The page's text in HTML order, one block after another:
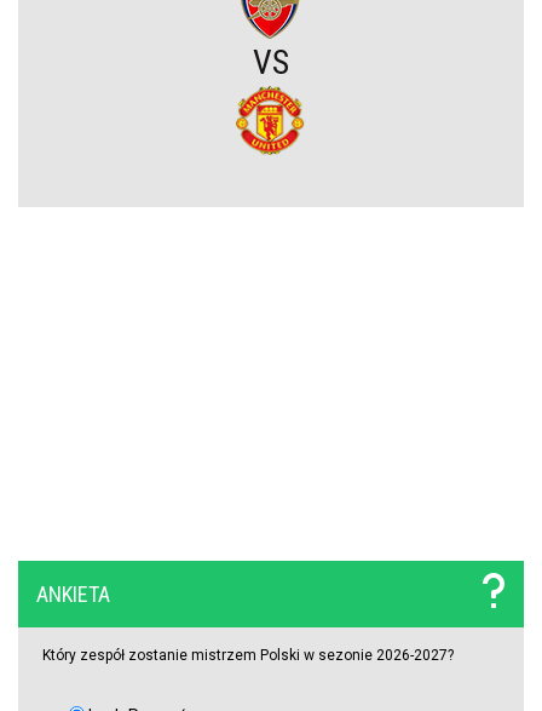
Wielkie zwycięstwo Jagiellonii. Duma Podlasia podniosła się po
fatalnym ciosie na początku (VIDEO)
Wylosowano pary I rundy Pucharu Polski. Legia i Widzew wpadły
na rywali z PKO BP Ekstraklasy!
PSG wyceniło Bradley’a Barcolę! Liverpool zainteresowany
Miał błyszczeć w Legii Warszawa, wylądował w I lidze. Tu
potwierdzi swoje umiejętności?
VS
ANKIETA
Który zespół zostanie mistrzem Polski w sezonie 2026-2027?